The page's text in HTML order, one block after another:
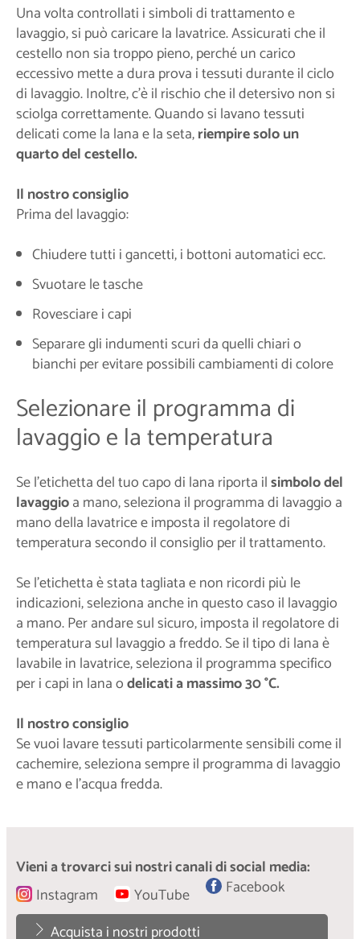
Una volta controllati i simboli di trattamento e
lavaggio, si può caricare la lavatrice. Assicurati che il
cestello non sia troppo pieno, perché un carico
eccessivo mette a dura prova i tessuti durante il ciclo
di lavaggio. Inoltre, c'è il rischio che il detersivo non si
sciolga correttamente. Quando si lavano tessuti
delicati come la lana e la seta,riempire solo un
quarto del cestello.
Il nostro consiglio
Prima del lavaggio:
Chiudere tutti i gancetti, i bottoni automatici ecc.
Svuotare le tasche
Rovesciare i capi
Separare gli indumenti scuri da quelli chiari o
bianchi per evitare possibili cambiamenti di colore
Selezionare il programma di
lavaggio e la temperatura
Se l'etichetta del tuo capo di lana riporta ilsimbolo del
lavaggioa mano, seleziona il programma di lavaggio a
mano della lavatrice e imposta il regolatore di
temperatura secondo il consiglio per il trattamento.
Se l'etichetta è stata tagliata e non ricordi più le
indicazioni, seleziona anche in questo caso il lavaggio
a mano. Per andare sul sicuro, imposta il regolatore di
temperatura sul lavaggio a freddo. Se il tipo di lana è
lavabile in lavatrice, seleziona il programma specifico
per i capi in lana odelicati a massimo 30 °C.
Il nostro consiglio
Se vuoi lavare tessuti particolarmente sensibili come il
cachemire, seleziona sempre il programma di lavaggio
e mano e l'acqua fredda.
Vieni a trovarci sui nostri canali di social media:
Instagram
YouTube
Facebook
Acquista i nostri prodotti